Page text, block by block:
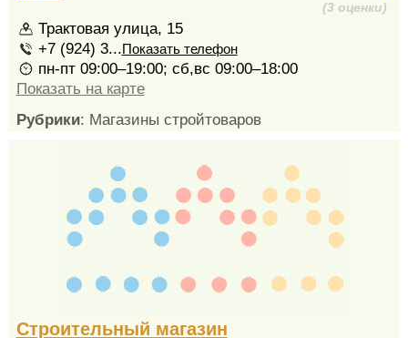
(3 оценки)
Трактовая улица, 15
+7 (924) 3...Показать телефон
пн-пт 09:00–19:00; сб,вс 09:00–18:00
Показать на карте
Рубрики: Магазины стройтоваров
Строительный магазин